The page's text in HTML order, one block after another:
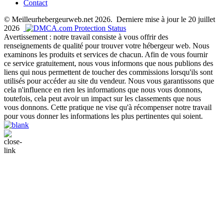
Contact
© Meilleurhebergeurweb.net 2026. Derniere mise à jour le 20 juillet
2026
Avertissement : notre travail consiste à vous offrir des
renseignements de qualité pour trouver votre hébergeur web. Nous
examinons les produits et services de chacun. Afin de vous fournir
ce service gratuitement, nous vous informons que nous publions des
liens qui nous permettent de toucher des commissions lorsqu'ils sont
utilisés pour accéder au site du vendeur. Nous vous garantissons que
cela n'influence en rien les informations que nous vous donnons,
toutefois, cela peut avoir un impact sur les classements que nous
vous donnons. Cette pratique ne vise qu'à récompenser notre travail
pour vous donner les informations les plus pertinentes qui soient.